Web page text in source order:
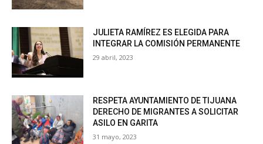
JULIETA RAMÍREZ ES ELEGIDA PARA
INTEGRAR LA COMISIÓN PERMANENTE
29 abril, 2023
RESPETA AYUNTAMIENTO DE TIJUANA
DERECHO DE MIGRANTES A SOLICITAR
ASILO EN GARITA
31 mayo, 2023